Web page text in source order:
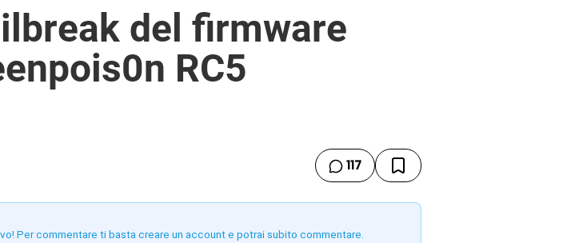
del firmware
RC5
117
Per commentare ti basta creare un account e potrai subito commentare.